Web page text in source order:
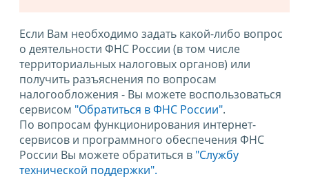
Если Вам необходимо задать какой-либо вопрос
о деятельности ФНС России (в том числе
территориальных налоговых органов) или
получить разъяснения по вопросам
налогообложения - Вы можете воспользоваться
сервисом "Обратиться в ФНС России".
По вопросам функционирования интернет-
сервисов и программного обеспечения ФНС
России Вы можете обратиться в "Службу
технической поддержки".